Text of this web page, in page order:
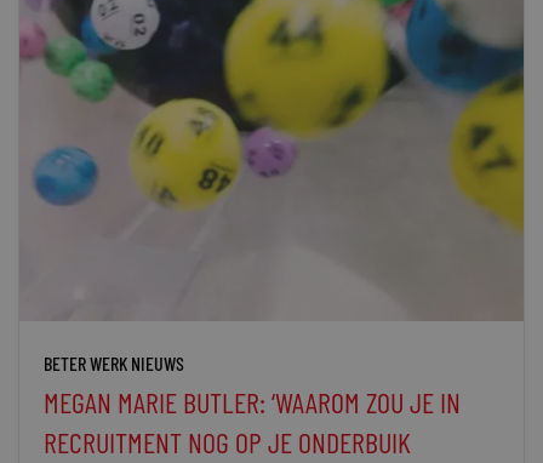
BETER WERK NIEUWS
MEGAN MARIE BUTLER: ‘WAAROM ZOU JE IN
RECRUITMENT NOG OP JE ONDERBUIK